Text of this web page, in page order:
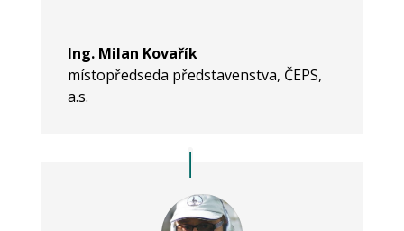
Ing. Milan Kovařík
místopředseda představenstva, ČEPS,
a.s.